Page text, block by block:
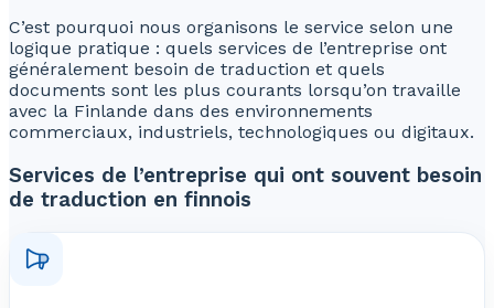
C’est pourquoi nous organisons le service selon une
logique pratique : quels services de l’entreprise ont
généralement besoin de traduction et quels
documents sont les plus courants lorsqu’on travaille
avec la Finlande dans des environnements
commerciaux, industriels, technologiques ou digitaux.
Services de l’entreprise qui ont souvent besoin
de traduction en finnois